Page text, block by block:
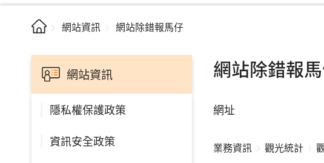
網站資訊 網站除錯報馬仔
網站資訊
隱私權保護政策
資訊安全政策
網站除錯報
網址
業務資訊 觀光統計